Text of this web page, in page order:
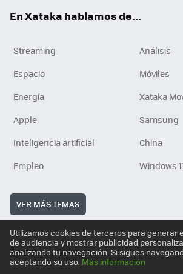
En Xataka hablamos de...
Streaming
Análisis
Espacio
Móviles
Energía
Xataka
Apple
Samsung
Inteligencia artificial
China
Empleo
Windows
VER MÁS TEMAS
Utilizamos cookies de terceros para generar
de audiencia y mostrar publicidad
analizando tu navegación. Si sigues
aceptando su uso. Más información